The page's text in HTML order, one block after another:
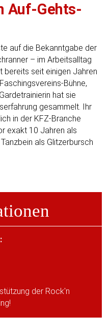
Auf-Gehts-
auf die Bekanntgabe der
– im Arbeitsalltag
bereits seit einigen Jahren
Bühne,
hat sie
gesammelt. Ihr
in der KFZ-Branche
exakt 10 Jahren als
als Glitzerbursch
der Rock'n